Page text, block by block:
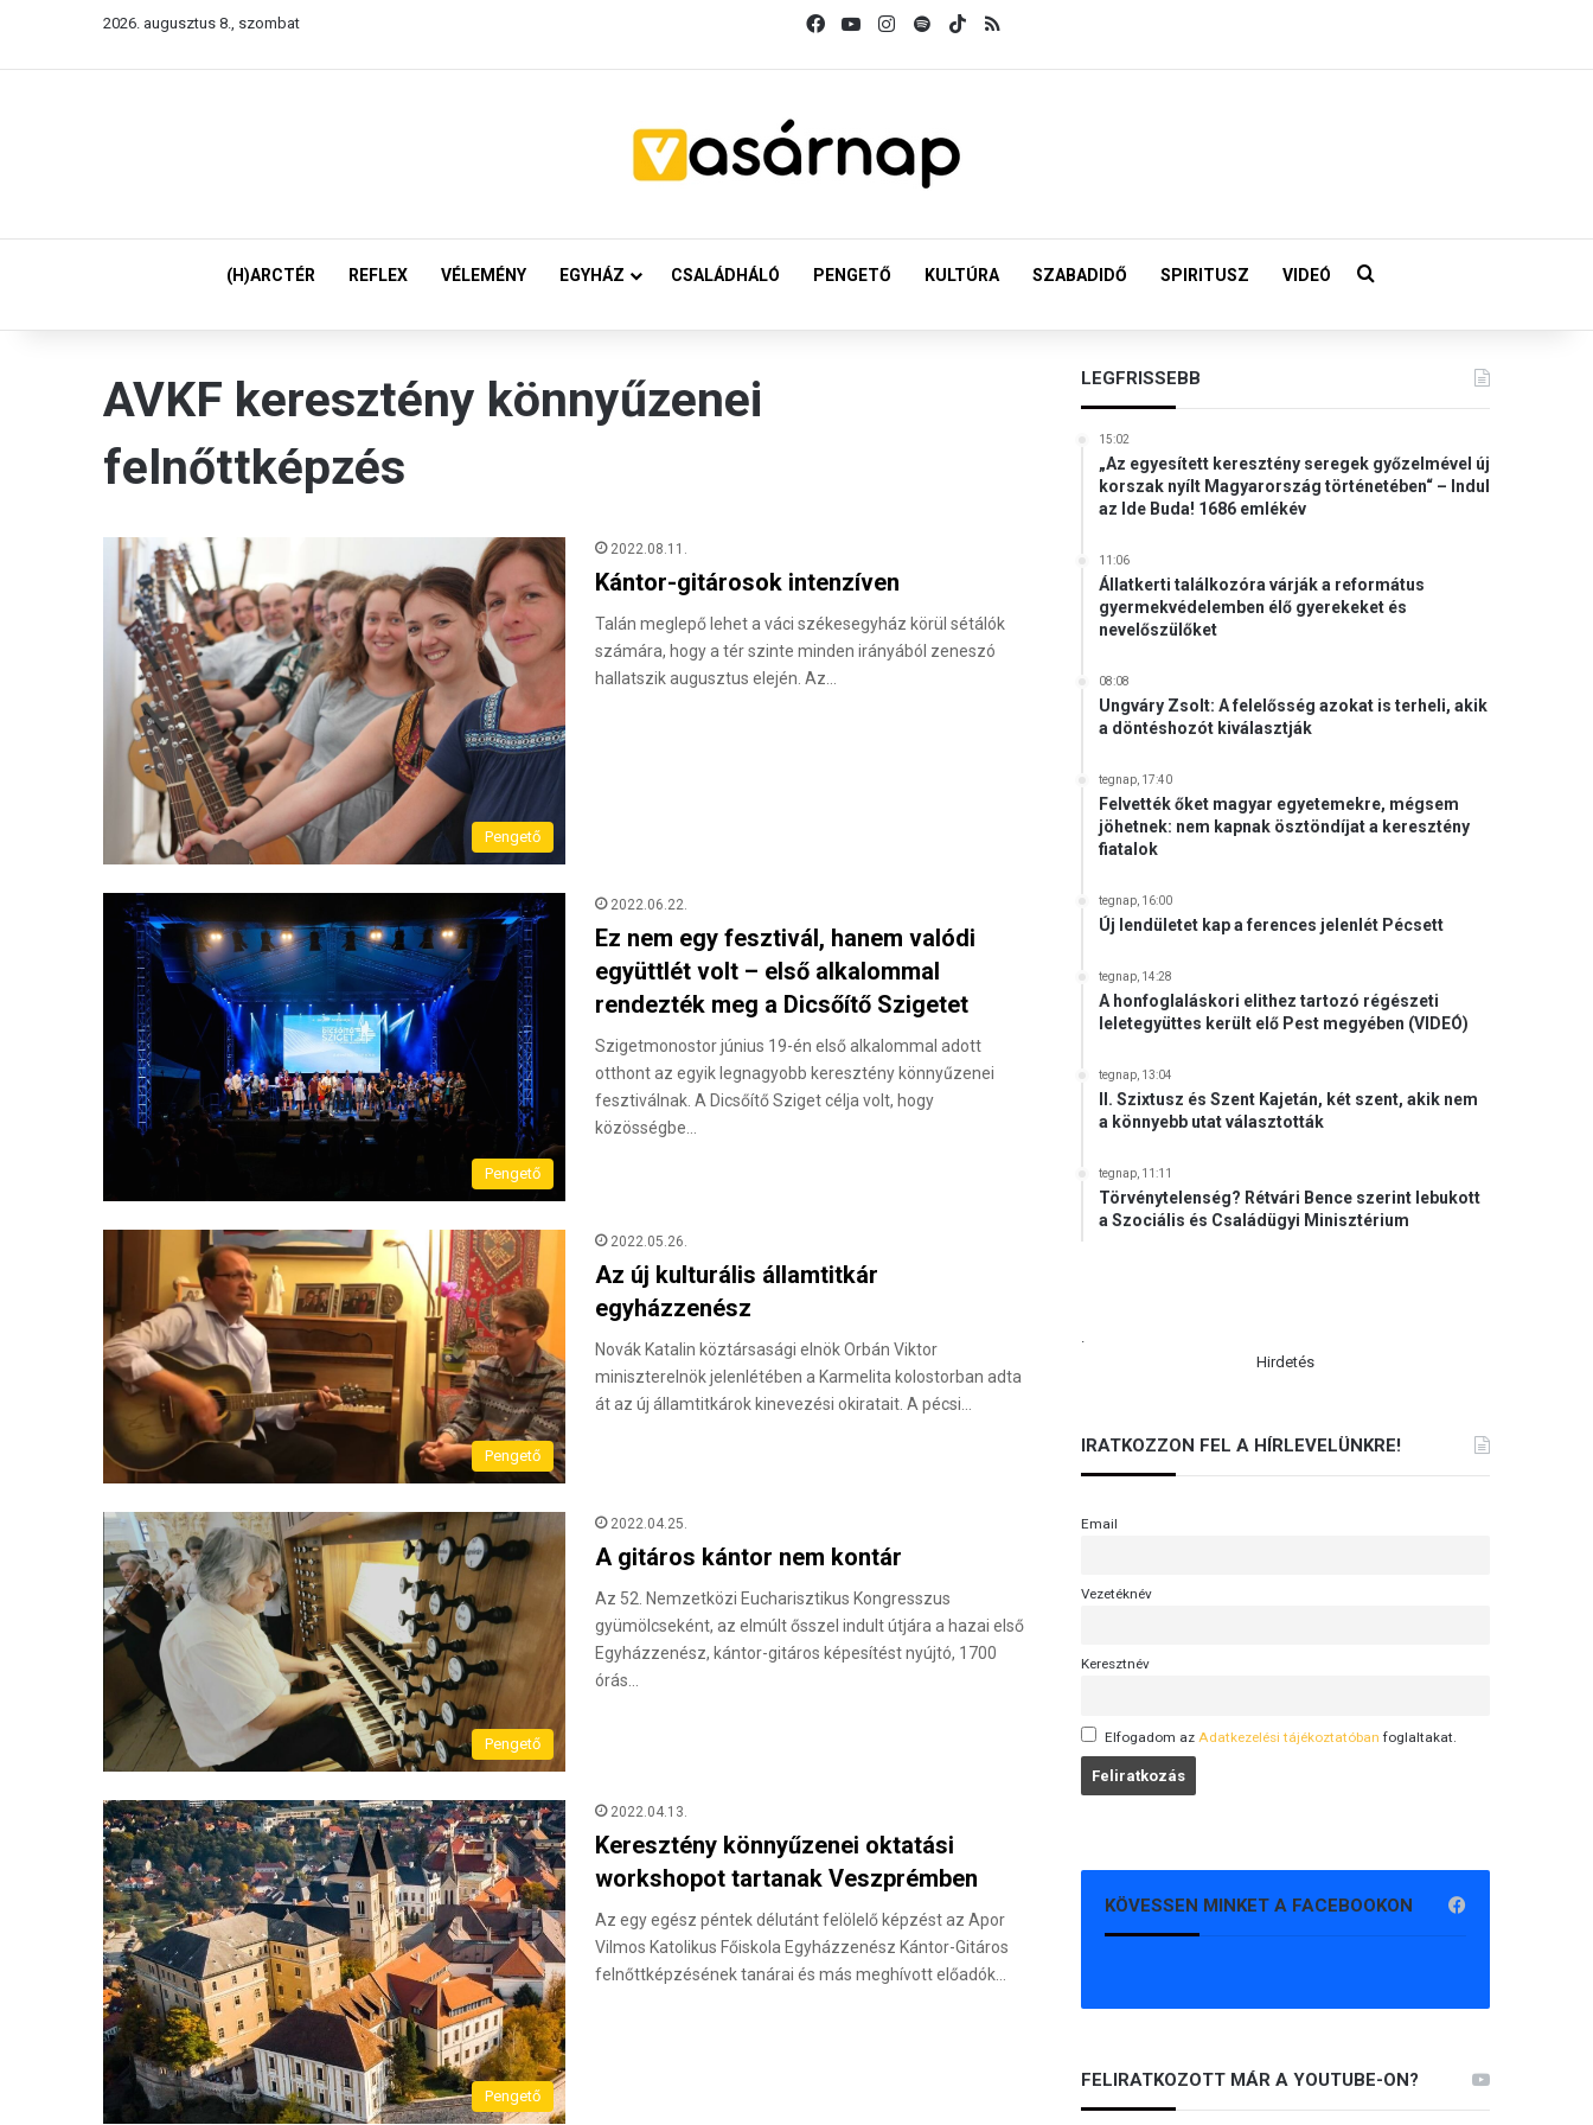
2026. augusztus 8., szombat FacebookYouTubeInstagram
SpotifyTikTok
(H)ARCTÉR REFLEX VÉLEMÉNY EGYHÁZ CSALÁDHÁLÓ PENGETŐ KULTÚRA SZABADIDŐ SPIRITUSZ VIDEÓ Keresés:
AVKF keresztény könnyűzenei
felnőttképzés
Pengető
2022.08.11.
Kántor-gitárosok intenzíven
Talán meglepő lehet a váci székesegyház körül sétálók
számára, hogy a tér szinte minden irányából zeneszó
hallatszik augusztus elején. Az…
Pengető
2022.06.22.
Ez nem egy fesztivál, hanem valódi
együttlét volt – első alkalommal
rendezték meg a Dicsőítő Szigetet
Szigetmonostor június 19-én első alkalommal adott
otthont az egyik legnagyobb keresztény könnyűzenei
fesztiválnak. A Dicsőítő Sziget célja volt, hogy
közösségbe…
Pengető
2022.05.26.
Az új kulturális államtitkár
egyházzenész
Novák Katalin köztársasági elnök Orbán Viktor
miniszterelnök jelenlétében a Karmelita kolostorban adta
át az új államtitkárok kinevezési okiratait. A pécsi…
Pengető
2022.04.25.
A gitáros kántor nem kontár
Az 52. Nemzetközi Eucharisztikus Kongresszus
gyümölcseként, az elmúlt ősszel indult útjára a hazai első
Egyházzenész, kántor-gitáros képesítést nyújtó, 1700
órás…
Pengető
2022.04.13.
Keresztény könnyűzenei oktatási
workshopot tartanak Veszprémben
Az egy egész péntek délutánt felölelő képzést az Apor
Vilmos Katolikus Főiskola Egyházzenész Kántor-Gitáros
felnőttképzésének tanárai és más meghívott előadók…
LEGFRISSEBB
15:02
„Az egyesített keresztény seregek győzelmével új
korszak nyílt Magyarország történetében“ – Indul
az Ide Buda! 1686 emlékév
11:06
Állatkerti találkozóra várják a református
gyermekvédelemben élő gyerekeket és
nevelőszülőket
08:08
Ungváry Zsolt: A felelősség azokat is terheli, akik
a döntéshozót kiválasztják
tegnap, 17:40
Felvették őket magyar egyetemekre, mégsem
jöhetnek: nem kapnak ösztöndíjat a keresztény
fiatalok
tegnap, 16:00
Új lendületet kap a ferences jelenlét Pécsett
tegnap, 14:28
A honfoglaláskori elithez tartozó régészeti
leletegyüttes került elő Pest megyében (VIDEÓ)
tegnap, 13:04
II. Szixtusz és Szent Kajetán, két szent, akik nem
a könnyebb utat választották
tegnap, 11:11
Törvénytelenség? Rétvári Bence szerint lebukott
a Szociális és Családügyi Minisztérium
.
Hirdetés
IRATKOZZON FEL A HÍRLEVELÜNKRE!
Email
Vezetéknév
Keresztnév
Elfogadom az Adatkezelési tájékoztatóban foglaltakat.
KÖVESSEN MINKET A FACEBOOKON
FELIRATKOZOTT MÁR A YOUTUBE-ON?